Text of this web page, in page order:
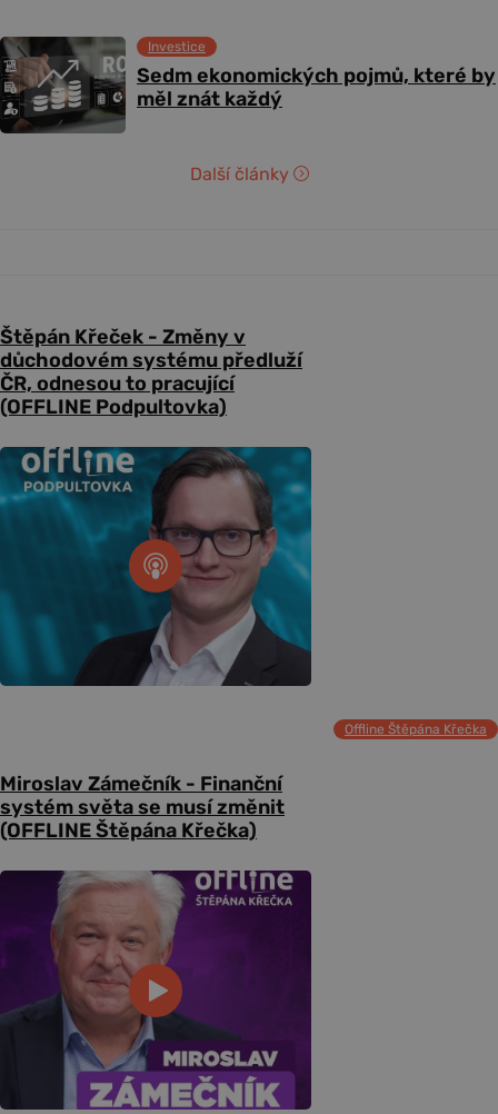
Sedm ekonomických pojmů, které by
měl znát každý
Investice
Další články
Štěpán Křeček - Změny v
důchodovém systému předluží
ČR, odnesou to pracující
(OFFLINE Podpultovka)
Offline Štěpána Křečka
Miroslav Zámečník - Finanční
systém světa se musí změnit
(OFFLINE Štěpána Křečka)